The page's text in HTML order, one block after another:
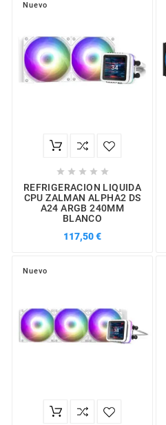
Nuevo
    
REFRIGERACION LIQUIDA
CPU ZALMAN ALPHA2 DS
A24 ARGB 240MM
BLANCO
117,50 €
Nuevo